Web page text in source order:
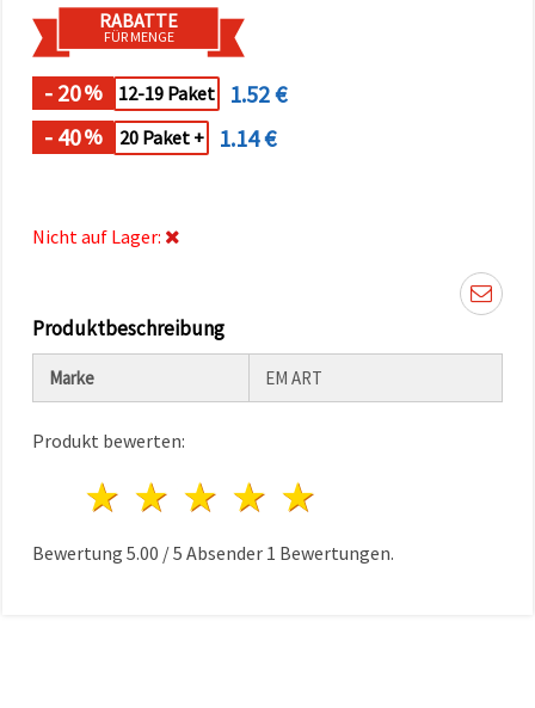
oder Ihre
Auswahl in
individuell
festlegen.
Ihre
Einwilligung
widerrufen.
Richtlinie
Alle
akzeptieren
Cookie-
RABATTE
FÜR MENGE
- 20% 12-19 Paket
1.52 €
- 40% 20 Paket + 1.14 €
Nicht auf Lager:
Produktbeschreibung
Marke EM ART
Produkt bewerten:
4 Sterne
3 Sterne
2 Sterne
1 Stern
Bewertung 5.00 /5 Absender 1 Bewertungen.